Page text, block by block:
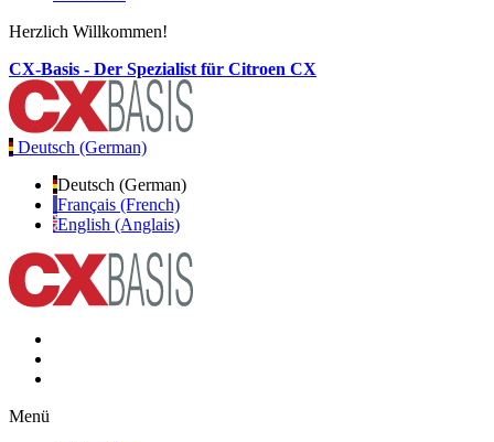
Herzlich Willkommen!
CX-Basis - Der Spezialist für Citroen CX
Deutsch (German)
Deutsch (German)
Français (French)
English (Anglais)
Menü